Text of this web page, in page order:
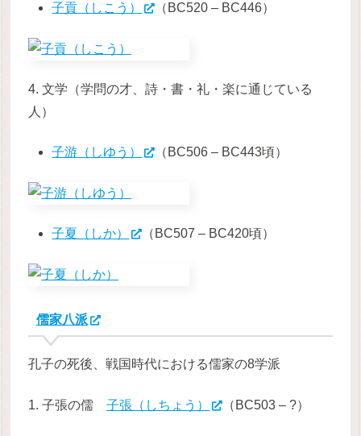
子貢（しこう） （BC520 – BC446）
4. 文学（学問の才、詩・書・礼・楽に通じている
人）
子游（しゆう） （BC506 – BC443頃）
子夏（しか） （BC507 – BC420頃）
儒家八派
孔子の死後、戦国時代における儒家の8学派
1. 子張の儒子張（しちょう） （BC503 – ?）